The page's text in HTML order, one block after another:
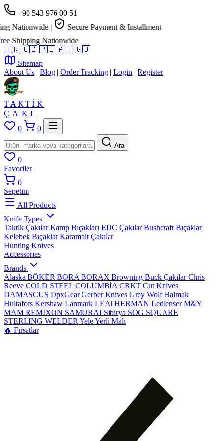
+90 543 976 00 51
Nationwide |
Secure Payment & Installment
Shipping Nationwide
🇹🇷 🇨🇿 🇵🇱 🇦🇹 🇬🇧
Sitemap
About Us | Blog | Order Tracking | Login | Register
TAKTİK
ÇAKI
0
0
Ara
0
Favoriler
0
Sepetim
All Products
Knife Types
Taktik ÇakılarKamp Bıçakları EDC ÇakılarBushcraft Bıçaklar
Kelebek BıçaklarKarambit Çakılar
Hunting Knives
Accessories
Brands
Alaska BÖKER BORA BORAX Browning Buck ÇakılarChris
Reeve COLD STEEL COLUMBİA CRKT Cut Knives
DAMASCUS DpxGearGerber Knives Grey WolfHalmak
Hultafors Kershaw Lanmark LEATHERMAN LedlenserM&Y
MAM REMIXON SAMURAI Sibirya SOG SQUARE
STERLING WELDER YeleYerli Malı
🔥 Fırsatlar